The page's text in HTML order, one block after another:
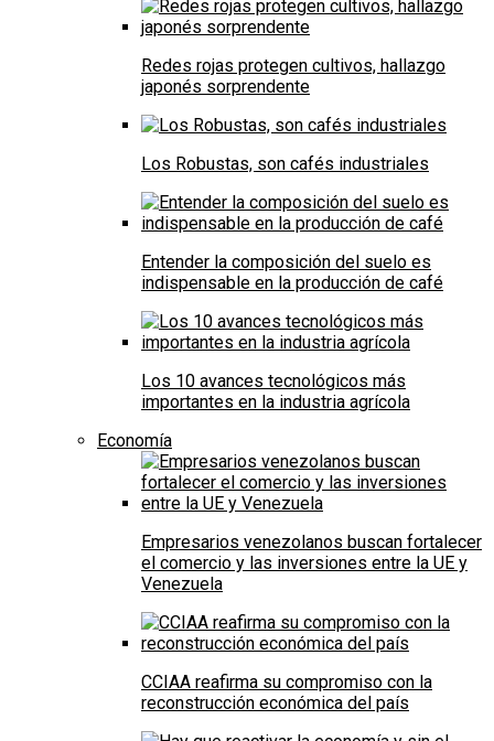
Redes rojas protegen cultivos, hallazgo
japonés sorprendente
Los Robustas, son cafés industriales
Entender la composición del suelo es
indispensable en la producción de café
Los 10 avances tecnológicos más
importantes en la industria agrícola
Economía
Empresarios venezolanos buscan fortalecer
el comercio y las inversiones entre la UE y
Venezuela
CCIAA reafirma su compromiso con la
reconstrucción económica del país